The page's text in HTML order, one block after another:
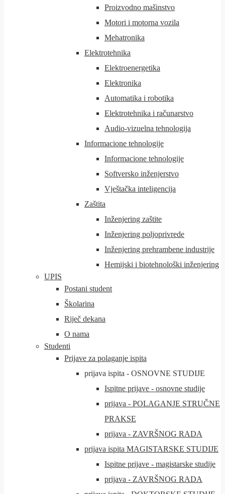
Proizvodno mašinstvo
Motori i motorna vozila
Mehatronika
Elektrotehnika
Elektroenergetika
Elektronika
Automatika i robotika
Elektrotehnika i računarstvo
Audio-vizuelna tehnologija
Informacione tehnologije
Informacione tehnologije
Softversko inženjerstvo
Vještačka inteligencija
Zaštita
Inženjering zaštite
Inženjering poljoprivrede
Inženjering prehrambene industrije
Hemijski i biotehnološki inženjering
UPIS
Postani student
Školarina
Riječ dekana
O nama
Studenti
Prijave za polaganje ispita
prijava ispita - OSNOVNE STUDIJE
Ispitne prijave - osnovne studije
prijava - POLAGANJE STRUČNE
PRAKSE
prijava - ZAVRŠNOG RADA
prijava ispita MAGISTARSKE STUDIJE
Ispitne prijave - magistarske studije
prijava - ZAVRŠNOG RADA